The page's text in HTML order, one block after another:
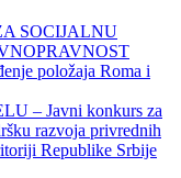
SOCIJALNU
položaja Roma i
– Javni konkurs za
razvoja privrednih
Republike Srbije